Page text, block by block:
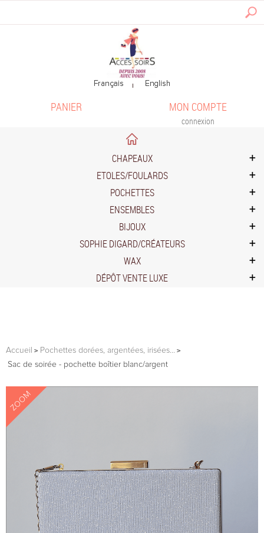
MON COMPTE
connexion
PANIER
CHAPEAUX
ETOLES/FOULARDS
POCHETTES
ENSEMBLES
BIJOUX
SOPHIE DIGARD/CRÉATEURS
WAX
DÉPÔT VENTE LUXE
Accueil
Pochettes dorées, argentées, irisées...
Sac de soirée - pochette boîtier blanc/argent
ZOOM